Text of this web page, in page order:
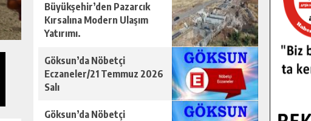
Büyükşehir’den Pazarcık
Kırsalına Modern Ulaşım
Yatırımı.
Göksun’da Nöbetçi
Eczaneler/21 Temmuz 2026
Salı
Göksun’da Nöbetçi